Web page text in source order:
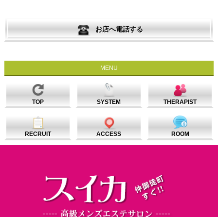
お店へ電話する
MENU
TOP SYSTEM THERAPIST
RECRUIT ACCESS ROOM